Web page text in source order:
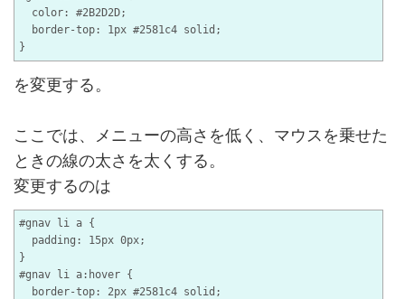
  color: #2B2D2D;
  border-top: 1px #2581c4 solid;
を変更する。
ここでは、メニューの高さを低く、マウスを乗せた
ときの線の太さを太くする。
変更するのは
#gnav li a {
  padding: 15px 0px;
}
#gnav li a:hover {
  border-top: 2px #2581c4 solid;